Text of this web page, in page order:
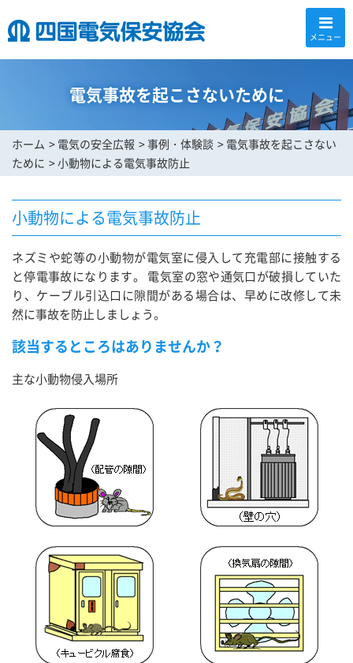
メニュー
電気事故を起こさないために
ホーム 電気の安全広報 事例・体験談
電気事故を起こさない
ために
小動物による電気事故防止
小動物による電気事故防止
ネズミや蛇等の小動物が電気室に侵入して充電部に接触する
と停電事故になります。 電気室の窓や通気口が破損していた
り、ケーブル引込口に隙間がある場合は、早めに改修して未
然に事故を防止しましょう。
該当するところはありませんか？
主な小動物侵入場所